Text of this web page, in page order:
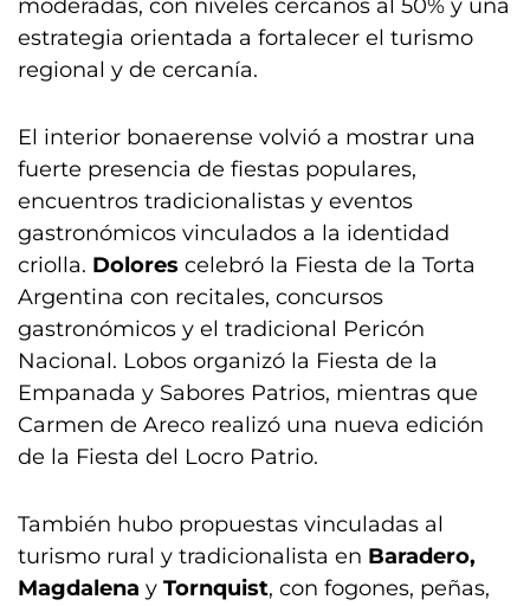
moderadas, con niveles cercanos al 50% y una
estrategia orientada a fortalecer el turismo
regional y de cercanía.
El interior bonaerense volvió a mostrar una
fuerte presencia de fiestas populares,
encuentros tradicionalistas y eventos
gastronómicos vinculados a la identidad
criolla. Dolores celebró la Fiesta de la Torta
Argentina con recitales, concursos
gastronómicos y el tradicional Pericón
Nacional. Lobos organizó la Fiesta de la
Empanada y Sabores Patrios, mientras que
Carmen de Areco realizó una nueva edición
de la Fiesta del Locro Patrio.
También hubo propuestas vinculadas al
turismo rural y tradicionalista en Baradero,
Magdalena y Tornquist, con fogones, peñas,